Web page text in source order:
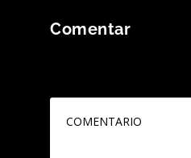
Comentar